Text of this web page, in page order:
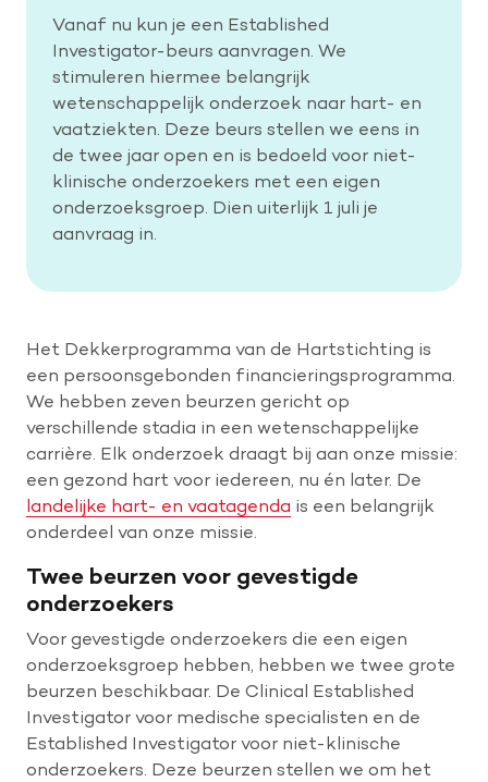
Vanaf nu kun je een Established
Investigator-beurs aanvragen. We
stimuleren hiermee belangrijk
wetenschappelijk onderzoek naar hart- en
vaatziekten. Deze beurs stellen we eens in
de twee jaar open en is bedoeld voor niet-
klinische onderzoekers met een eigen
onderzoeksgroep. Dien uiterlijk 1 juli je
aanvraag in.
Het Dekkerprogramma van de Hartstichting is
een persoonsgebonden financieringsprogramma.
We hebben zeven beurzen gericht op
verschillende stadia in een wetenschappelijke
carrière. Elk onderzoek draagt bij aan onze missie:
een gezond hart voor iedereen, nu én later. De
landelijke hart- en vaatagenda is een belangrijk
onderdeel van onze missie.
Twee beurzen voor gevestigde
onderzoekers
Voor gevestigde onderzoekers die een eigen
onderzoeksgroep hebben, hebben we twee grote
beurzen beschikbaar. De Clinical Established
Investigator voor medische specialisten en de
Established Investigator voor niet-klinische
onderzoekers. Deze beurzen stellen we om het